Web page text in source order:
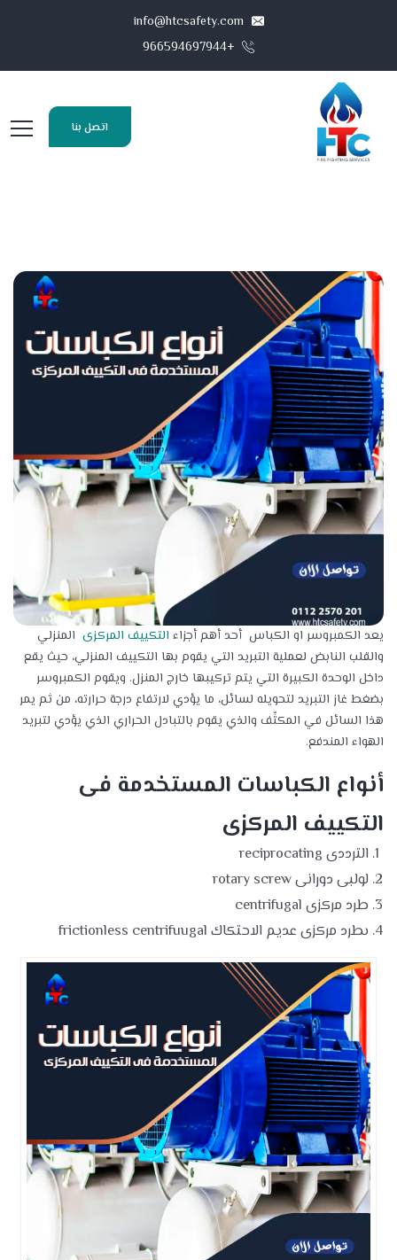
+966594697944
اتصل بنا
يعد الكمبروسر او الكباس أحد أهم أجزاء التكييف المركزى المنزلي
والقلب النابض لعملية التبريد التي يقوم بها التكييف المنزلي، حيث يقع
داخل الوحدة الكبيرة التي يتم تركيبها خارج المنزل. ويقوم الكمبروسر
بضغط غاز التبريد لتحويله لسائل، ما يؤدي لارتفاع درجة حرارته، من ثم يمر
هذا السائل في المكثّف والذي يقوم بالتبادل الحراري الذي يؤدي لتبريد
الهواء المندفع.
أنواع الكباسات المستخدمة فى
التكييف المركزى
الترددى reciprocating
لولبى دورانى rotary screw
طرد مركزى centrifugal
ىطرد مركزى عديم الاحتكاك frictionless centrifuugal